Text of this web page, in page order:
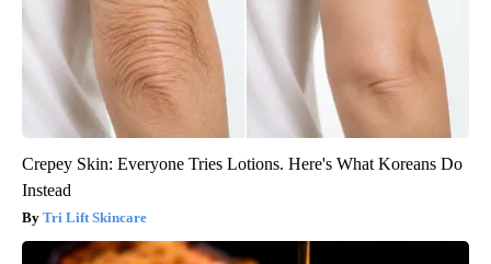
Crepey Skin: Everyone Tries Lotions. Here's What Koreans Do
Instead
Tri Lift Skincare